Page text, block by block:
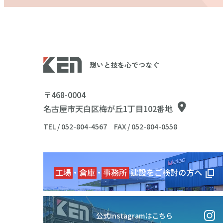
想いと技を心でつなぐ
〒468-0004
名古屋市天白区梅が丘1丁目102番地
TEL / 052-804-4567 FAX / 052-804-0558
公式Instagramはこちら